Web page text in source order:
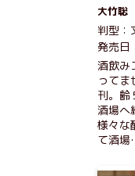
大竹聡
判型：
発売
酒飲み
って
刊。齢
酒場へ
様々な
て酒